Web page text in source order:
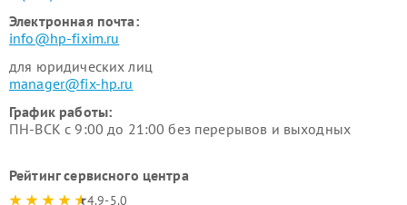
Электронная почта:
info@hp-fixim.ru
для юридических лиц
manager@fix-hp.ru
График работы:
ПН-ВСК с 9:00 до 21:00 без перерывов и выходных
Рейтинг сервисного центра
4.9-5.0